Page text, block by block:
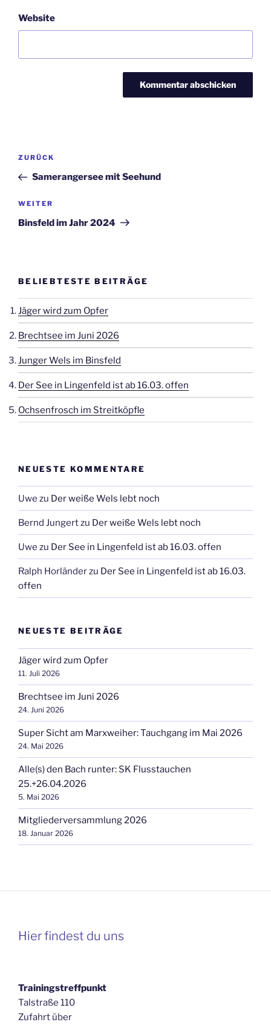
Website
Beitragsnavigation
Vorheriger
Beitrag
ZURÜCK
Samerangersee mit Seehund
Nächster
Beitrag
WEITER
Binsfeld im Jahr 2024
BELIEBTESTE BEITRÄGE
Jäger wird zum Opfer
Brechtsee im Juni 2026
Junger Wels im Binsfeld
Der See in Lingenfeld ist ab 16.03. offen
Ochsenfrosch im Streitköpfle
NEUESTE KOMMENTARE
Uwe zu Der weiße Wels lebt noch
Bernd Jungertzu Der weiße Wels lebt noch
Uwe zu Der See in Lingenfeld ist ab 16.03. offen
Ralph Horländerzu Der See in Lingenfeld ist ab 16.03.
offen
NEUESTE BEITRÄGE
Jäger wird zum Opfer
11. Juli 2026
Brechtsee im Juni 2026
24. Juni 2026
Super Sicht am Marxweiher: Tauchgang im Mai 2026
24. Mai 2026
Alle(s) den Bach runter: SK Flusstauchen
25.+26.04.2026
5. Mai 2026
Mitgliederversammlung 2026
18. Januar 2026
Hier findest du uns
Trainingstreffpunkt
Talstraße 110
Zufahrt über